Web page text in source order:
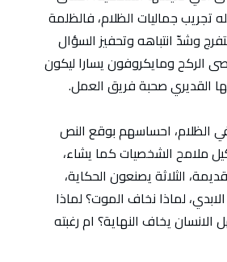
تجريب جماليات الظلام، فالظلمة
وشدّ انتباهه وتحفيز السؤال
الركح ومايكروفون يسارا ليكون
القديري صحبة فريق العمل.
الظلام، احساسهم بوقع النص
ملامح الشخصيات كما يشاء،
الثلاثة يصنعون الحكاية،
لماذا نخاف الموت؟ لماذا
يخاف النهاية؟ ام رغبته